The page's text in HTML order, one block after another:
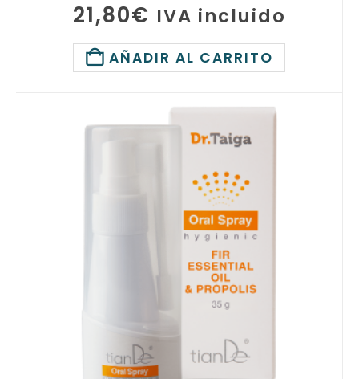
21,80€ IVA incluido
AÑADIR AL CARRITO